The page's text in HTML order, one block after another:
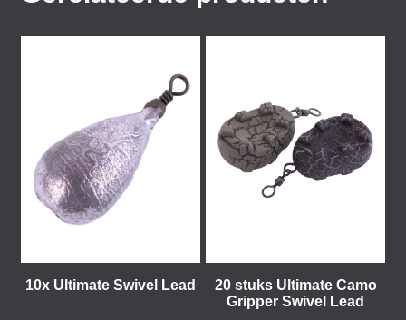
10x Ultimate Swivel Lead
20 stuks Ultimate Camo
Gripper Swivel Lead